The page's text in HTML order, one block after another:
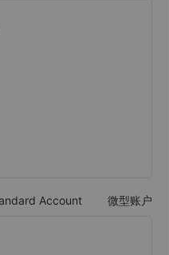
Account 微型账户